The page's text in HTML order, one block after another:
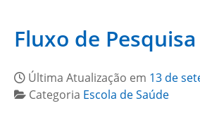
Fluxo de Pesquisa
Última Atualização em 13 de
Categoria Escola de Saúde